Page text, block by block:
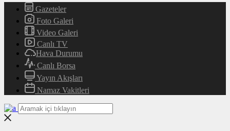
Gazeteler
Foto Galeri
Video Galeri
Canlı TV
Hava Durumu
Canlı Borsa
Yayın Akışları
Namaz Vakitleri